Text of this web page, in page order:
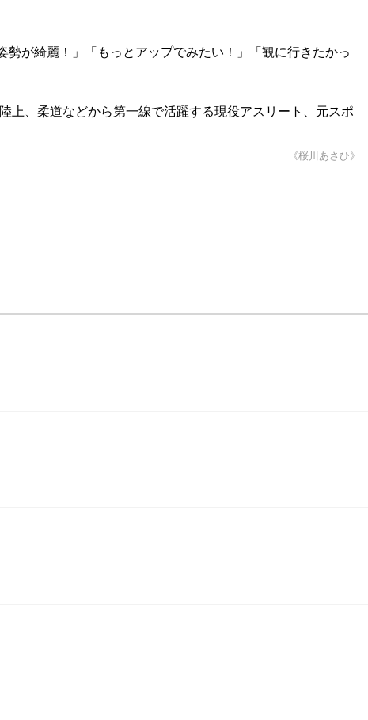
が綺麗！」「もっとアップでみたい！」「観に行きたかっ
上、柔道などから第一線で活躍する現役アスリート、元スポ
《桜川あさひ》